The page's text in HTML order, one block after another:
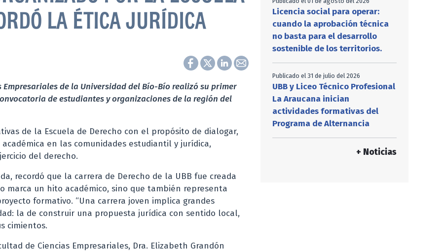
LA ÉTICA JURÍDICA
Empresariales de la Universidad del Bío-Bío realizó su primer
de estudiantes y organizaciones de la región del
de la Escuela de Derecho con el propósito de dialogar,
en las comunidades estudiantil y jurídica,
del derecho.
recordó que la carrera de Derecho de la UBB fue creada
un hito académico, sino que también representa
formativo. “Una carrera joven implica grandes
la de construir una propuesta jurídica con sentido local,
cimientos.
de Ciencias Empresariales, Dra. Elizabeth Grandón
Licencia social para operar:
cuando la aprobación técnica
no basta para el desarrollo
sostenible de los territorios.
Publicado el 31 de julio del 2026
UBB y Liceo Técnico Profesional
La Araucana inician
actividades formativas del
Programa de Alternancia
+ Noticias